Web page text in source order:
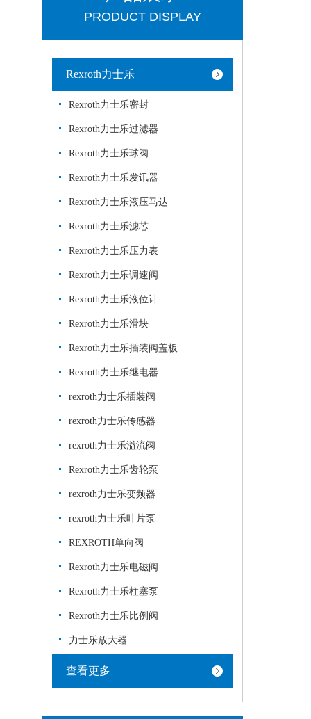
PRODUCT DISPLAY
Rexroth力士乐
Rexroth力士乐密封
Rexroth力士乐过滤器
Rexroth力士乐球阀
Rexroth力士乐发讯器
Rexroth力士乐液压马达
Rexroth力士乐滤芯
Rexroth力士乐压力表
Rexroth力士乐调速阀
Rexroth力士乐液位计
Rexroth力士乐滑块
Rexroth力士乐插装阀盖板
Rexroth力士乐继电器
rexroth力士乐插装阀
rexroth力士乐传感器
rexroth力士乐溢流阀
Rexroth力士乐齿轮泵
rexroth力士乐变频器
rexroth力士乐叶片泵
REXROTH单向阀
Rexroth力士乐电磁阀
Rexroth力士乐柱塞泵
Rexroth力士乐比例阀
力士乐放大器
查看更多